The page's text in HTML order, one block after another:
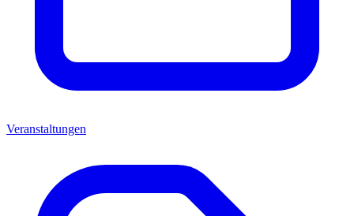
Veranstaltungen